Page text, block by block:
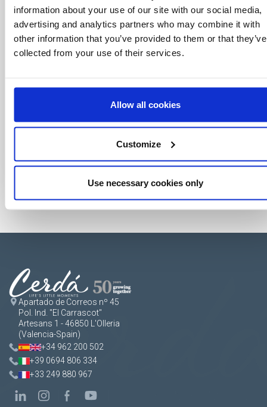
information about your use of our site with our social media,
advertising and analytics partners who may combine it with
other information that you’ve provided to them or that they’ve
collected from your use of their services.
Allow all cookies
Customize
Use necessary cookies only
Apartado de Correos nº 45
Pol. Ind. "El Carrascot"
Artesans 1 - 46850 L'Olleria
(Valencia-Spain)
+34 962 200 502
+39 0694 806 334
+33 249 880 967